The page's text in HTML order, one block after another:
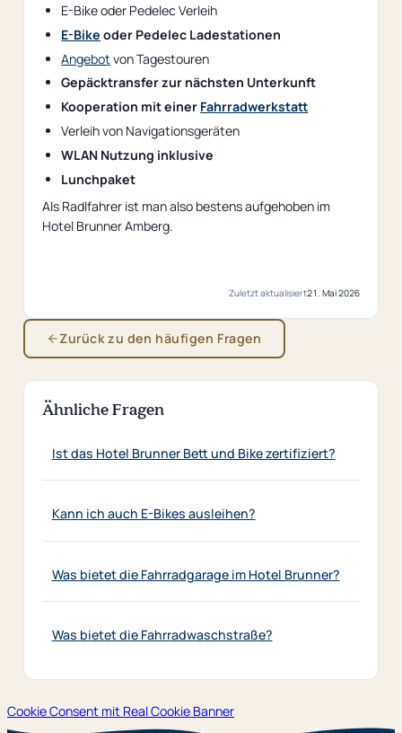
E-Bike oder Pedelec Verleih
E-Bike oder Pedelec Ladestationen
Angebotvon Tagestouren
Gepäcktransfer zur nächsten Unterkunft
Kooperation mit einer Fahrradwerkstatt
Verleih von Navigationsgeräten
WLAN Nutzung inklusive
Lunchpaket
Als Radlfahrer ist man also bestens aufgehoben im
Hotel Brunner Amberg.
Zuletzt aktualisiert21. Mai 2026
Zurück zu den häufigen Fragen
Ähnliche Fragen
Ist das Hotel Brunner Bett und Bike zertifiziert?
Kann ich auch E-Bikes ausleihen?
Was bietet die Fahrradgarage im Hotel Brunner?
Was bietet die Fahrradwaschstraße?
Cookie Consent mit Real Cookie Banner